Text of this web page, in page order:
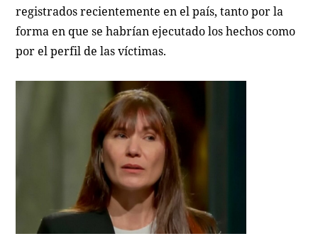
registrados recientemente en el país, tanto por la
forma en que se habrían ejecutado los hechos como
por el perfil de las víctimas.